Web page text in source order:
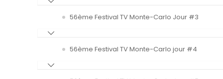
56ème Festival TV Monte-Carlo Jour #3
56ème Festival TV Monte-Carlo jour #4